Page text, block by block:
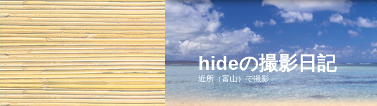
hideの撮影日記
近所（富山）で撮影